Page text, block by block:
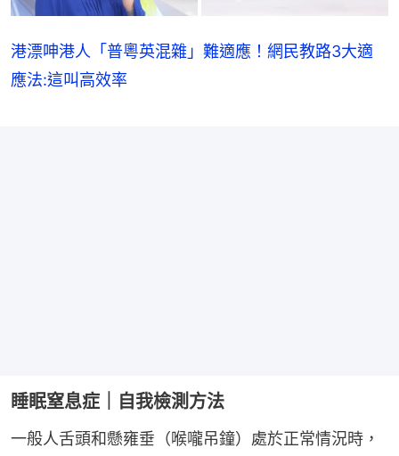
港漂呻港人「普粵英混雜」難適應！網民教路3大適
應法:這叫高效率
睡眠窒息症｜自我檢測方法
一般人舌頭和懸雍垂（喉嚨吊鐘）處於正常情況時，